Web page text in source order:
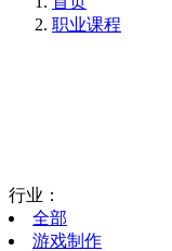
职业课程
行业：
全部
游戏制作